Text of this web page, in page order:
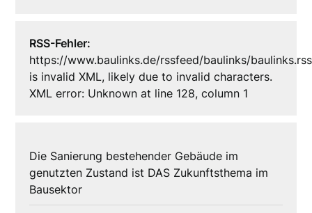
RSS-Fehler:
https://www.baulinks.de/rssfeed/baulinks/baulinks.rss
is invalid XML, likely due to invalid characters.
XML error: Unknown at line 128, column 1
Die Sanierung bestehender Gebäude im
genutzten Zustand ist DAS Zukunftsthema im
Bausektor